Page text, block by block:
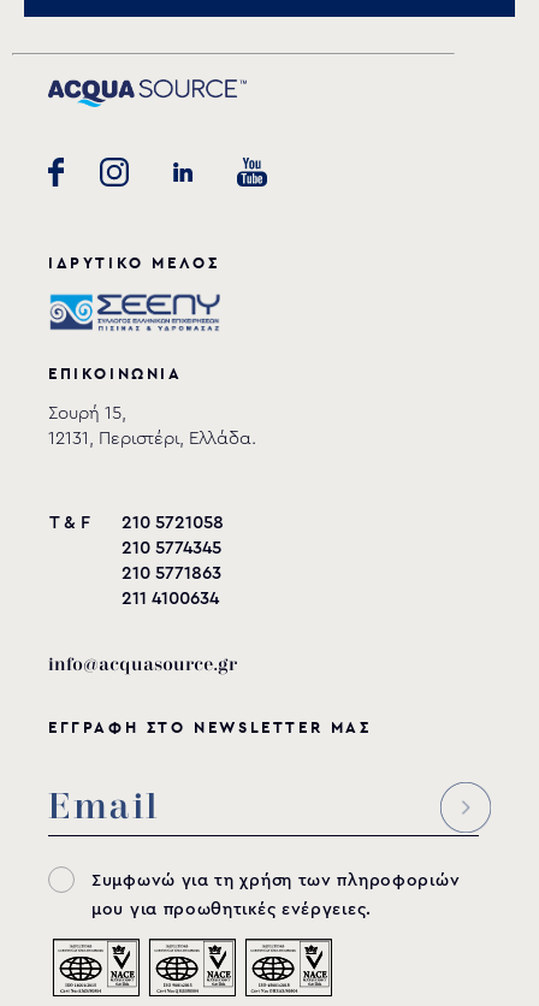
ΙΔΡΥΤΙΚΟ ΜΕΛΟΣ
ΕΠΙΚΟΙΝΩΝΙΑ
Σουρή 15,
12131, Περιστέρι, Ελλάδα.
T & F
210 5721058
210 5774345
210 5771863
211 4100634
info@acquasource.gr
ΕΓΓΡΑΦΗ ΣΤΟ NEWSLETTER ΜΑΣ
Συμφωνώ για τη χρήση των πληροφοριών
μου για προωθητικές ενέργειες.